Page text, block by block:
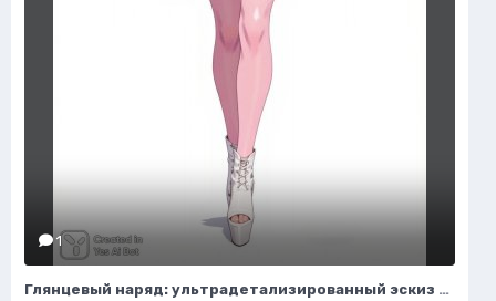
1
Глянцевый наряд: ультрадетализированный эскиз моды и гламура в стиле пастель. Картинка из нейронной сети Flux Ai